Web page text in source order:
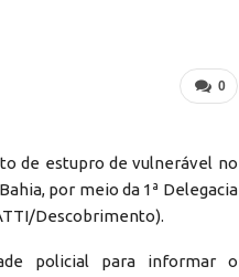
0
de estupro de vulnerável no
por meio da 1ª Delegacia
Descobrimento).
policial para informar o